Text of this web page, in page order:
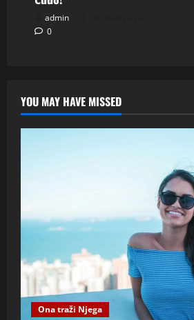
admin
0
YOU MAY HAVE MISSED
Ona traži Njega